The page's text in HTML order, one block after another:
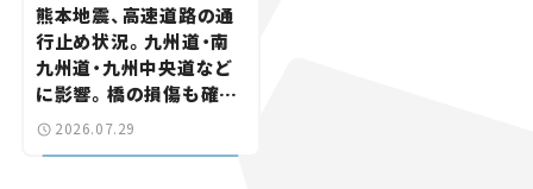
熊本地震、高速道路の通
行止め状況。九州道・南
九州道・九州中央道など
に影響。橋の損傷も確認
【道路のニュース】
2026.07.29